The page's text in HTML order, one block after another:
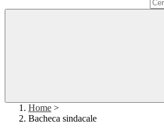
Home >
Bacheca sindacale